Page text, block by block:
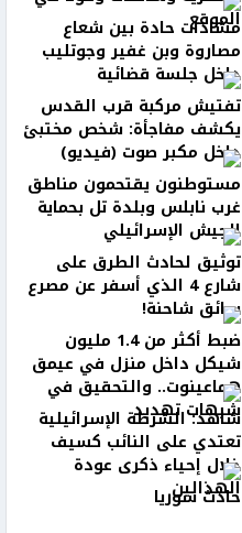
الموقع
مشادات حادة بين شعاع
مصاروة وبن غفير وجوتليب
داخل جلسة قضائية
تفتيش مركبة قرب القدس
يكشف مفاجأة: شخص مختبئ
داخل مكبر صوت (فيديو)
مستوطنون يقتحمون مناطق
غرب نابلس وبلدة تل بحماية
الجيش الإسرائيلي
توثيق لحادث الطرق على
شارع 4 الذي أسفر عن مصرع
سائق شاحنة!
ضبط أكثر من 1.4 مليون
شيكل داخل منزل في عيمق
هماعينوت.. والتحقيق في
شبهات تهديد
شاهد: الشرطة الإسرائيلية
تعتدي على النائب كسيف
خلال إحياء ذكرى عودة
الهذالين
حادث سوريا